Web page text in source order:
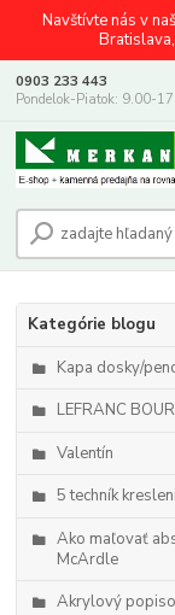
Navštívte nás v
0903 233 443
Pondelok-Piatok: 9.00-
Kategórie blogu
Kapa dosky/
LEFRANC
Valentín
5 techník
Ako maľovať
McArdle
Akrylový